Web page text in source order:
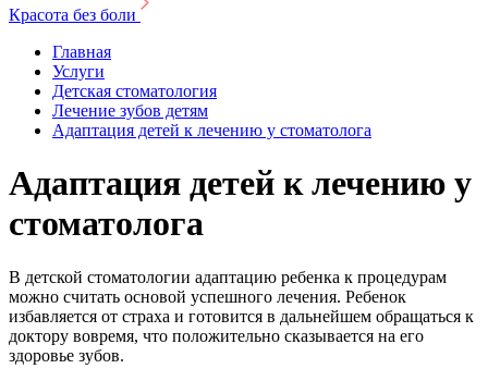
Красота без боли
Главная
Услуги
Детская стоматология
Лечение зубов детям
Адаптация детей к лечению у стоматолога
Адаптация детей к лечению у
стоматолога
В детской стоматологии адаптацию ребенка к процедурам
можно считать основой успешного лечения. Ребенок
избавляется от страха и готовится в дальнейшем обращаться к
доктору вовремя, что положительно сказывается на его
здоровье зубов.